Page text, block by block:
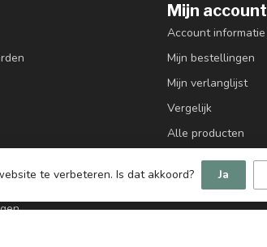
Mijn account
Account informatie
Mijn bestellingen
Mijn verlanglijst
Vergelijk
Alle producten
te verbeteren. Is dat akkoord? Ja